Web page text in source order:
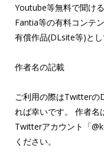
Youtube等無料で聞け
Fantia等の有料コンテ
有償作品(DLsite等)と
作者名の記載
ご利用の際はTwitterの
れば幸いです。 作者名
Twitterアカウント「
ください。